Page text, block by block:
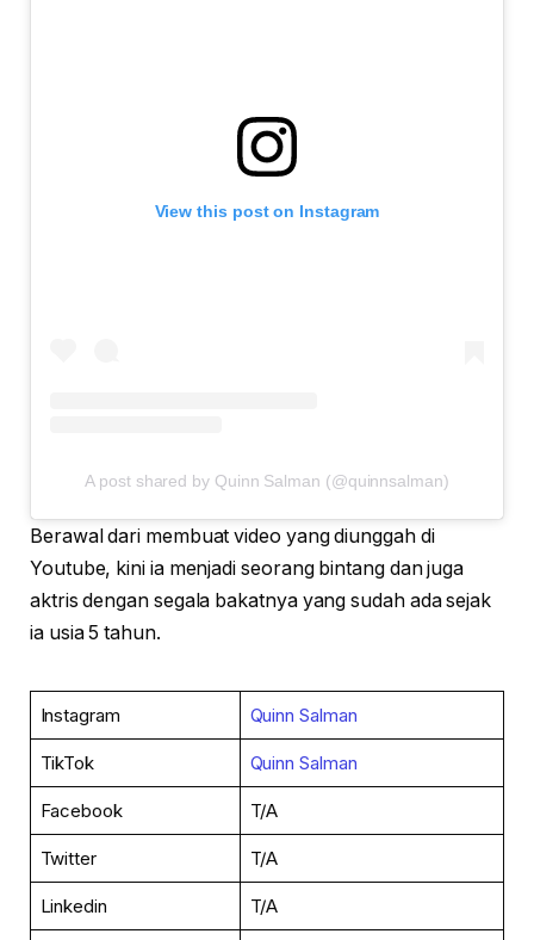
View this post on Instagram
A post shared by Quinn Salman (@quinnsalman)
Berawal dari membuat video yang diunggah di
Youtube, kini ia menjadi seorang bintang dan juga
aktris dengan segala bakatnya yang sudah ada sejak
ia usia 5 tahun.
Instagram Quinn Salman
TikTok Quinn Salman
Facebook T/A
Twitter T/A
Linkedin T/A